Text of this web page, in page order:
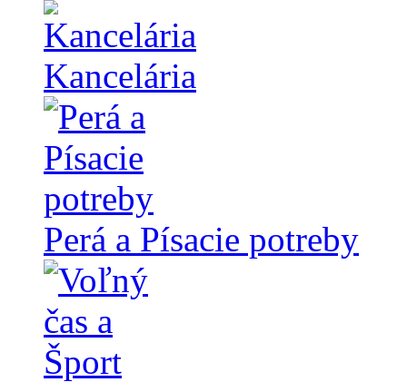
Kancelária
Perá a Písacie potreby